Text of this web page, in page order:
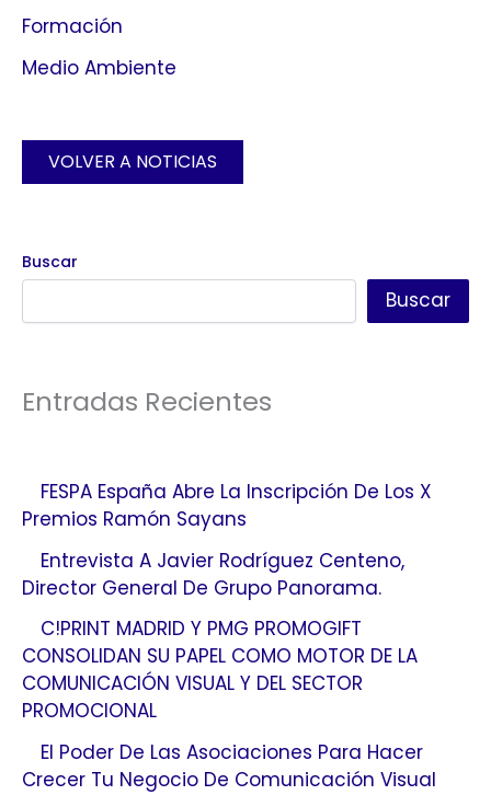
Formación
Medio Ambiente
VOLVER A NOTICIAS
Buscar
Buscar
Entradas Recientes
FESPA España Abre La Inscripción De Los X
Premios Ramón Sayans
Entrevista A Javier Rodríguez Centeno,
Director General De Grupo Panorama.
C!PRINT MADRID Y PMG PROMOGIFT
CONSOLIDAN SU PAPEL COMO MOTOR DE LA
COMUNICACIÓN VISUAL Y DEL SECTOR
PROMOCIONAL
El Poder De Las Asociaciones Para Hacer
Crecer Tu Negocio De Comunicación Visual